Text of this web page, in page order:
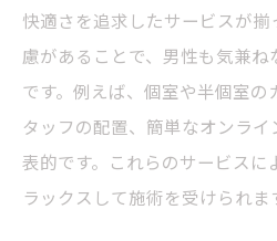
快適さを追求したサービスが揃
慮があることで、男性も気兼
です。例えば、個室や半個室の
タッフの配置、簡単なオンラ
表的です。これらのサービスに
ラックスして施術を受けられま